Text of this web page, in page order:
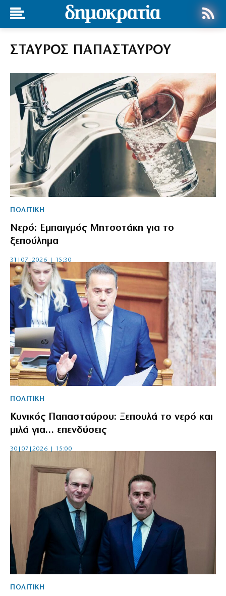
ΣΤΑΥΡΟΣ ΠΑΠΑΣΤΑΥΡΟΥ
ΠΟΛΙΤΙΚΗ
Νερό: Εμπαιγμός Μητσοτάκη για το
ξεπούλημα
31|07|2026 | 15:30
ΠΟΛΙΤΙΚΗ
Κυνικός Παπασταύρου: Ξεπουλά το νερό και
μιλά για… επενδύσεις
30|07|2026 | 15:00
ΠΟΛΙΤΙΚΗ